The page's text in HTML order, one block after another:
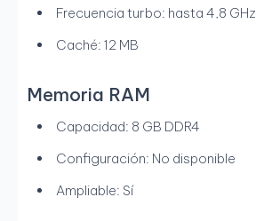
Frecuencia turbo: hasta 4,8 GHz
Caché: 12 MB
Memoria RAM
Capacidad: 8 GB DDR4
Configuración: No disponible
Ampliable: Sí